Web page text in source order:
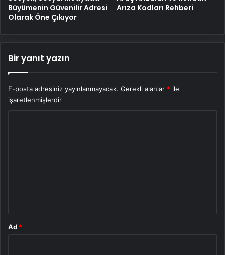
Büyümenin Güvenilir Adresi
Olarak Öne Çıkıyor
Arıza Kodları Rehberi
Bir yanıt yazın
E-posta adresiniz yayınlanmayacak. Gerekli alanlar * ile
işaretlenmişlerdir
Ad *